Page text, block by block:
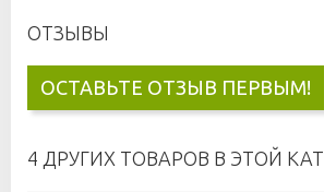
ОТЗЫВЫ
ОСТАВЬТЕ ОТЗЫВ ПЕРВЫМ!
4 ДРУГИХ ТОВАРОВ В ЭТОЙ